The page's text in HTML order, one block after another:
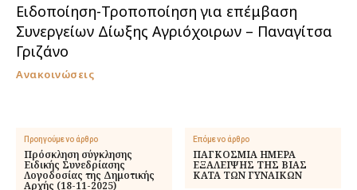
Ειδοποίηση-Τροποποίηση για επέμβαση
Συνεργείων Δίωξης Αγριόχοιρων – Παναγίτσα
Γριζάνο
Ανακοινώσεις
Προηγούμενο άρθρο
Πρόσκληση σύγκλησης
Ειδικής Συνεδρίασης
Λογοδοσίας της Δημοτικής
Αρχής (18-11-2025)
Επόμενο άρθρο
ΠΑΓΚΟΣΜΙΑ ΗΜΕΡΑ
ΕΞΑΛΕΙΨΗΣ ΤΗΣ ΒΙΑΣ
ΚΑΤΑ ΤΩΝ ΓΥΝΑΙΚΩΝ